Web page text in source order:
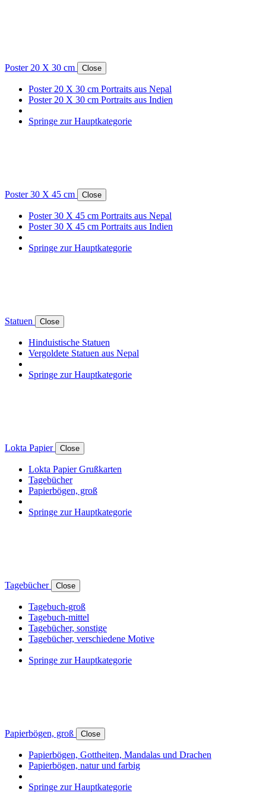
Poster 20 X 30 cm Close
Poster 20 X 30 cm Portraits aus Nepal
Poster 20 X 30 cm Portraits aus Indien
Springe zur Hauptkategorie
Poster 30 X 45 cm Close
Poster 30 X 45 cm Portraits aus Nepal
Poster 30 X 45 cm Portraits aus Indien
Springe zur Hauptkategorie
Statuen Close
Hinduistische Statuen
Vergoldete Statuen aus Nepal
Springe zur Hauptkategorie
Lokta Papier Close
Lokta Papier Grußkarten
Tagebücher
Papierbögen, groß
Springe zur Hauptkategorie
Tagebücher Close
Tagebuch-groß
Tagebuch-mittel
Tagebücher, sonstige
Tagebücher, verschiedene Motive
Springe zur Hauptkategorie
Papierbögen, groß Close
Papierbögen, Gottheiten, Mandalas und Drachen
Papierbögen, natur und farbig
Springe zur Hauptkategorie